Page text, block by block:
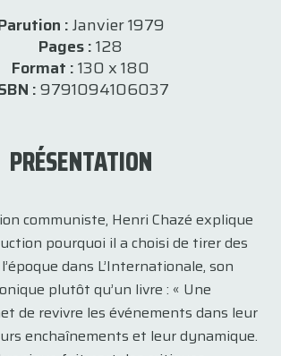
:Janvier 1979
Pages :128
Format :130 x 180
:9791094106037
PRÉSENTATION
communiste, Henri Chazé explique
pourquoi il a choisi de tirer des
dans L’Internationale, son
plutôt qu’un livre : « Une
de revivre les événements dans leur
enchaînements et leur dynamique.